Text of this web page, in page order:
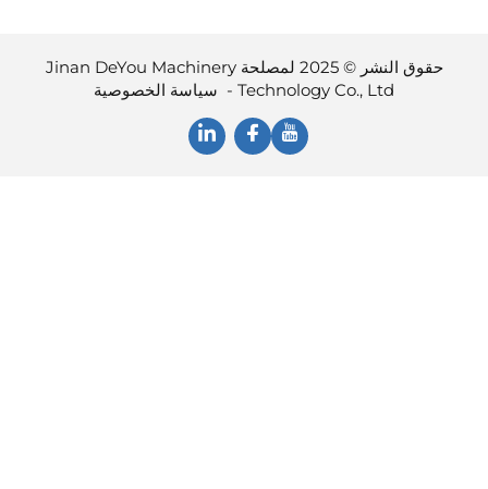
حقوق النشر © 2025 لمصلحة Jinan DeYou Machinery
Technology Co., Ltd -
سياسة الخصوصية